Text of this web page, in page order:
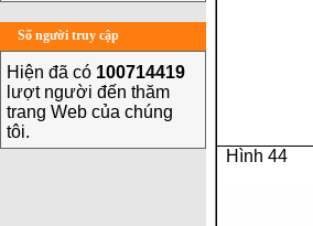
Số người truy cập
Hiện đã có 100714419
lượt người đến thăm
trang Web của chúng
tôi.
Hình 44